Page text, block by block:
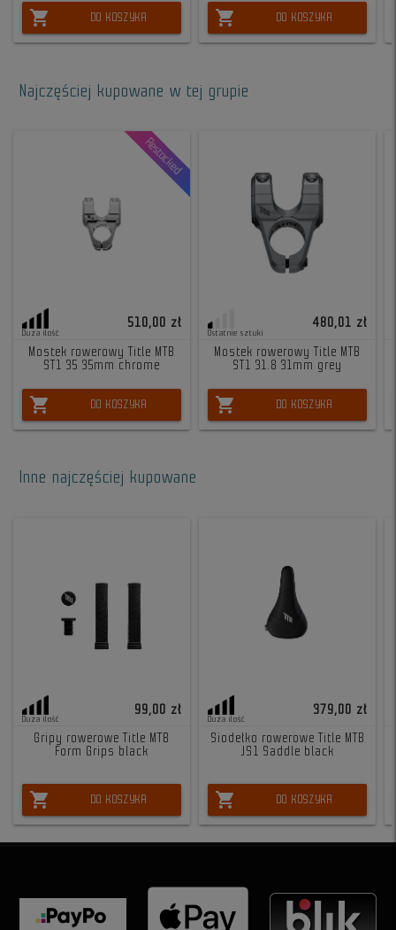
shopping_cart DO KOSZYKA shopping_cart DO KOSZYKA
Najczęściej kupowane w tej grupie
Restocked
Duża ilość
510,00 zł
Mostek rowerowy Title MTB
ST1 35 35mm chrome
shopping_cart DO KOSZYKA
Ostatnie sztuki
480,01 zł
Mostek rowerowy Title MTB
ST1 31.8 31mm grey
shopping_cart DO KOSZYKA
Inne najczęściej kupowane
Duża ilość
99,00 zł
Gripy rowerowe Title MTB
Form Grips black
shopping_cart DO KOSZYKA
Duża ilość
379,00 zł
Siodełko rowerowe Title MTB
JS1 Saddle black
shopping_cart DO KOSZYKA